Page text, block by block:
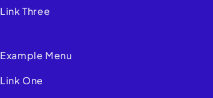
Link Three
Example Menu
Link One